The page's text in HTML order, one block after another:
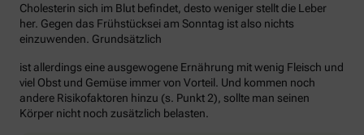
Cholesterin sich im Blut befindet, desto weniger stellt die Leber
her. Gegen das Frühstücksei am Sonntag ist also nichts
einzuwenden. Grundsätzlich
ist allerdings eine ausgewogene Ernährung mit wenig Fleisch und
viel Obst und Gemüse immer von Vorteil. Und kommen noch
andere Risikofaktoren hinzu (s. Punkt 2), sollte man seinen
Körper nicht noch zusätzlich belasten.